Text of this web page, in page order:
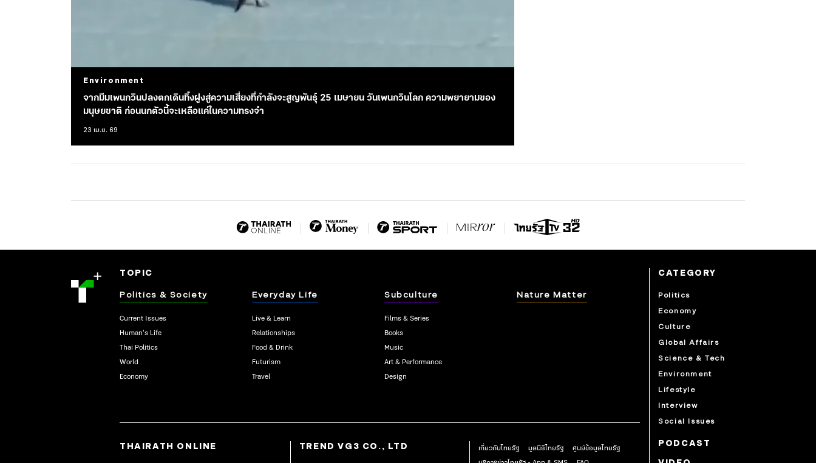
Environment
จากมีมเพนกวินปลงตกเดินทิ้งฝูงสู่ความเสี่ยงที่กำลังจะสูญพันธุ์ 25 เมษายน วันเพนกวินโลก ความพยายามของ
มนุษยชาติ ก่อนนกตัวนี้จะเหลือแค่ในความทรงจำ
23 เม.ย. 69
TOPIC
Politics & Society
Current Issues
Human’s Life
Thai Politics
World
Economy
Everyday Life
Live & Learn
Relationships
Food & Drink
Futurism
Travel
Subculture
Films & Series
Books
Music
Art & Performance
Design
Nature Matter
CATEGORY
Politics
Economy
Culture
Global Affairs
Science & Tech
Environment
Lifestyle
Interview
Social Issues
PODCAST
THAIRATH ONLINE TREND VG3 CO., LTD เกี่ยวกับไทยรัฐ มูลนิธิไทยรัฐ
ศูนย์ข้อมูลไทยรัฐ